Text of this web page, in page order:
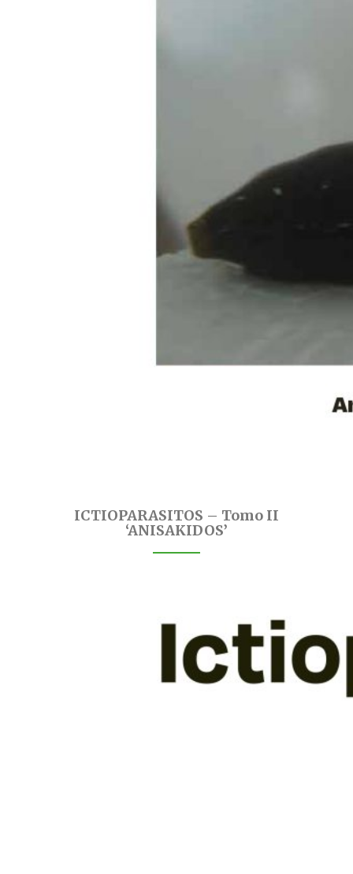
ICTIOPARASITOS – Tomo II
‘ANISAKIDOS’